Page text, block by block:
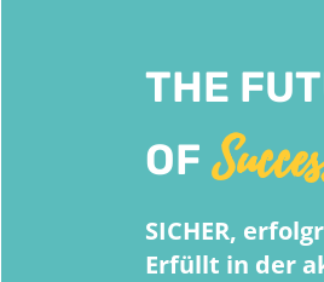
THE
OF
SICHER,
Erfüllt in der